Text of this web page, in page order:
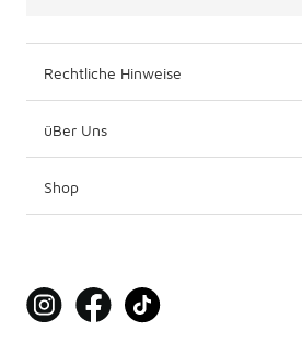
Rechtliche Hinweise
üBer Uns
Shop